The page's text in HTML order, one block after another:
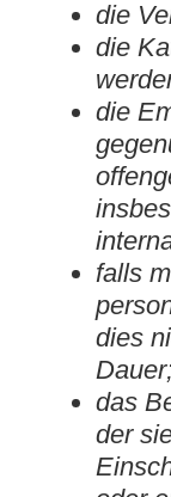
die
die
die
falls
dies
das
der